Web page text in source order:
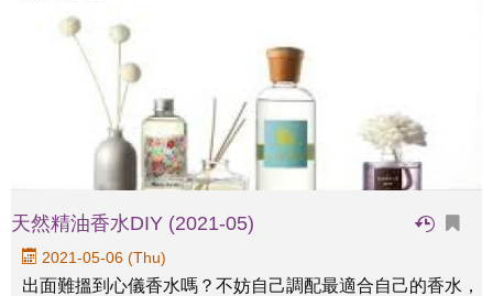
天然精油香水DIY (2021-05)
2021-05-06 (Thu)
出面難搵到心儀香水嗎？不妨自己調配最適合自己的香水，